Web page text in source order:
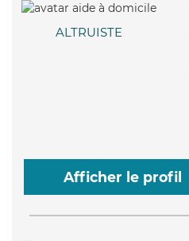
ALTRUISTE
Afficher le profil